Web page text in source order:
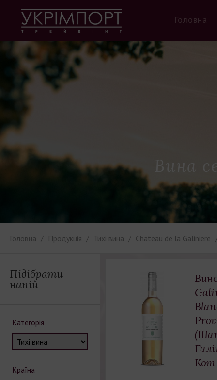
Головна
Вина
Головна Продукція Тихі вина Chateau de la Galiniere
Підібрати
напій
Категорія
Країна
Кот